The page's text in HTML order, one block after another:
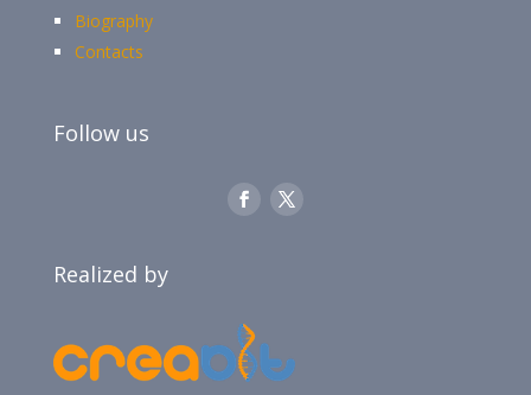
Biography
Contacts
Follow us
Realized by